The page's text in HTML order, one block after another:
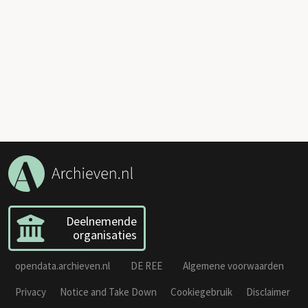
Deelnemende
organisaties
opendata.archieven.nl DE REE
Algemene voorwaarden
Privacy
Notice and Take Down Cookiegebruik
Disclaimer